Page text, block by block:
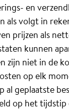
en
als volgt in
prijzen als
kunnen
zijn niet in de
op elk
al geplaatste
op het